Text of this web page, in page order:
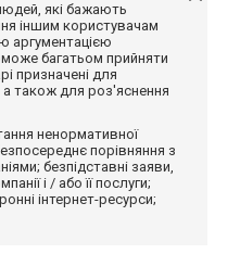
які бажають
іншим користувачам
аргументацією
багатьом прийняти
призначені для
а також для роз'яснення
ненормативної
порівняння з
безпідставні заяви,
і / або її послуги;
інтернет-ресурси;